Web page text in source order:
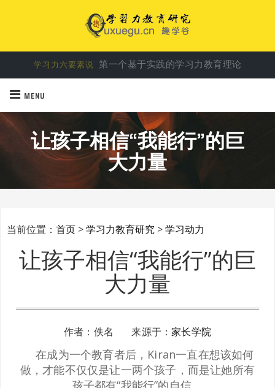
学习力六要素说 第一个基于实践的学习力教育理论
学习力教育专家余建祥 破解学习密码，让学习力驱动孩子成长
MENU
让孩子相信“我能行”的巨
大力量
当前位置： 首页 >学习力教育研究 >学习动力
让孩子相信“我能行”的巨
大力量
作者：佚名 来源于：家长学院
在成为一个教育者后，Kiran一直在想该如何
做，才能不仅仅是让一两个孩子，而是让她所有
孩子都有“我能行”的自信。